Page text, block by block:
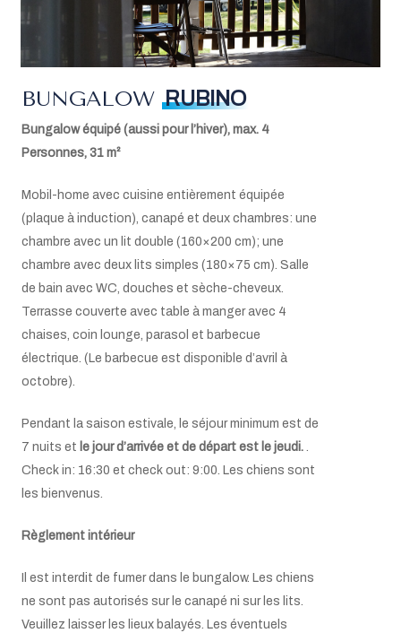
Balai et pelle
Télévision via satellite
W-LAN
Climatisation
Lit bébé sur demande (max. 1)
BUNGALOW RUBINO
Bungalow équipé (aussi pour l’hiver), max. 4
Personnes, 31 m²
Mobil-home avec cuisine entièrement équipée
(plaque à induction), canapé et deux chambres: une
chambre avec un lit double (160×200 cm); une
chambre avec deux lits simples (180×75 cm). Salle
de bain avec WC, douches et sèche-cheveux.
Terrasse couverte avec table à manger avec 4
chaises, coin lounge, parasol et barbecue
électrique. (Le barbecue est disponible d’avril à
octobre).
Pendant la saison estivale, le séjour minimum est de
7 nuits et le jour d’arrivée et de départ est le jeudi. .
Check in: 16:30 et check out: 9:00. Les chiens sont
les bienvenus.
Règlement intérieur
Il est interdit de fumer dans le bungalow. Les chiens
ne sont pas autorisés sur le canapé ni sur les lits.
Veuillez laisser les lieux balayés. Les éventuels